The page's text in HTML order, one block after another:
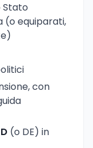
Stato
(o equiparati,
con
(o DE) in